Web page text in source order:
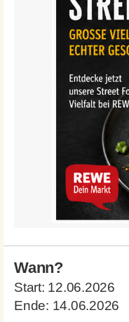
Wann?
Start: 12.06.2026
Ende: 14.06.2026